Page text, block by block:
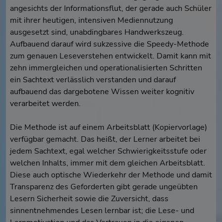
angesichts der Informationsflut, der gerade auch Schüler
mit ihrer heutigen, intensiven Mediennutzung
ausgesetzt sind, unabdingbares Handwerkszeug.
Aufbauend darauf wird sukzessive die Speedy-Methode
zum genauen Leseverstehen entwickelt. Damit kann mit
zehn immergleichen und operationalisierten Schritten
ein Sachtext verlässlich verstanden und darauf
aufbauend das dargebotene Wissen weiter kognitiv
verarbeitet werden.
Die Methode ist auf einem Arbeitsblatt (Kopiervorlage)
verfügbar gemacht. Das heißt, der Lerner arbeitet bei
jedem Sachtext, egal welcher Schwierigkeitsstufe oder
welchen Inhalts, immer mit dem gleichen Arbeitsblatt.
Diese auch optische Wiederkehr der Methode und damit
Transparenz des Geforderten gibt gerade ungeübten
Lesern Sicherheit sowie die Zuversicht, dass
sinnentnehmendes Lesen lernbar ist; die Lese- und